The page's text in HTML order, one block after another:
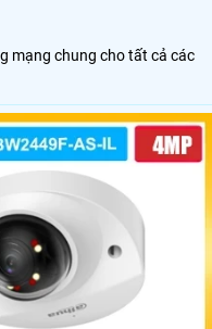
mạng chung cho tất cả các